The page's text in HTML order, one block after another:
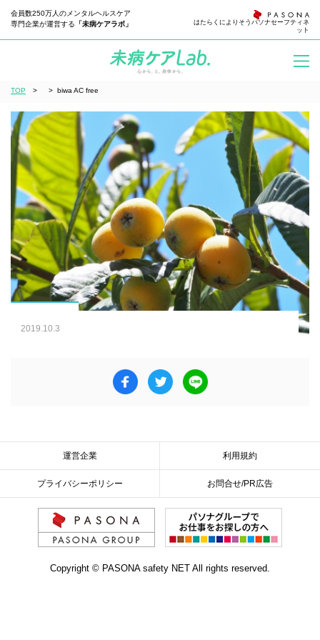
会員数250万人のメンタルヘルスケア
専門企業が運営する 「未病ケアラボ」 はたらくによりそう パソナセーフティネ
ット
TOP > > biwa AC free
2019.10.3
運営企業 利用規約
プライバシーポリシー お問合せ/PR広告
Copyright © PASONA safety NET All rights reserved.